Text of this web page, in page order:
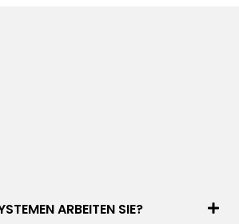
ARBEITEN SIE?